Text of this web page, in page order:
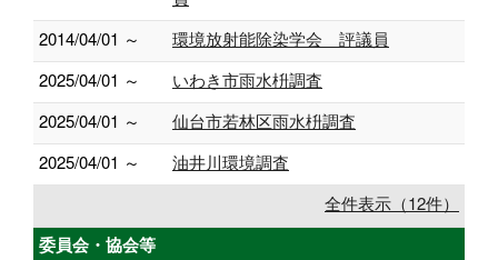
2014/04/01 ～
環境放射能除染学会 評議員
2025/04/01 ～
いわき市雨水枡調査
2025/04/01 ～
仙台市若林区雨水枡調査
2025/04/01 ～
油井川環境調査
全件表示（12件）
委員会・協会等